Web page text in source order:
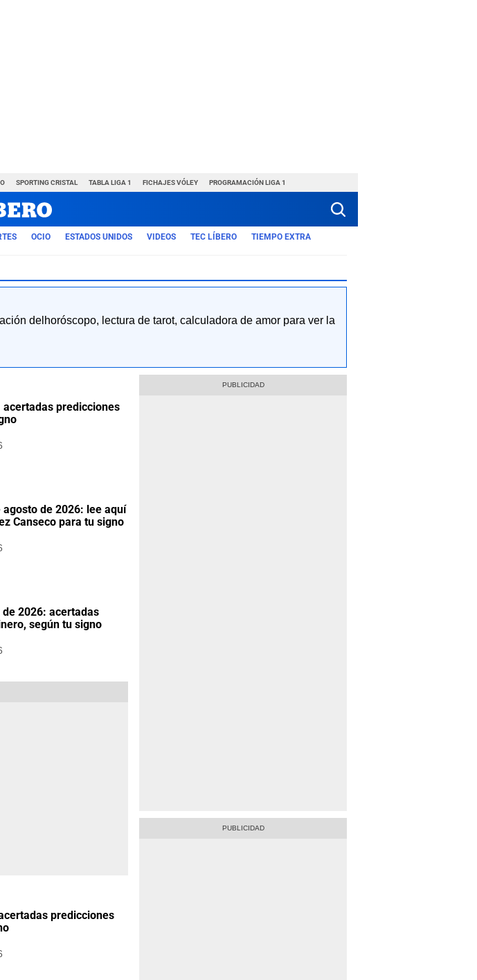
SPORTING CRISTAL TABLA LIGA 1 FICHAJES VÓLEY PROGRAMACIÓN LIGA 1
OCIO ESTADOS UNIDOS VIDEOS TEC LÍBERO TIEMPO EXTRA
delhoróscopo, lectura de tarot, calculadora de amor para ver la
acertadas predicciones
agosto de 2026: lee aquí
Canseco para tu signo
2026: acertadas
según tu signo
predicciones